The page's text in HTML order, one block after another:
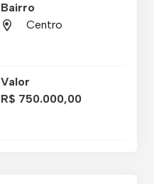
Bairro
Centro
Valor
R$ 750.000,00